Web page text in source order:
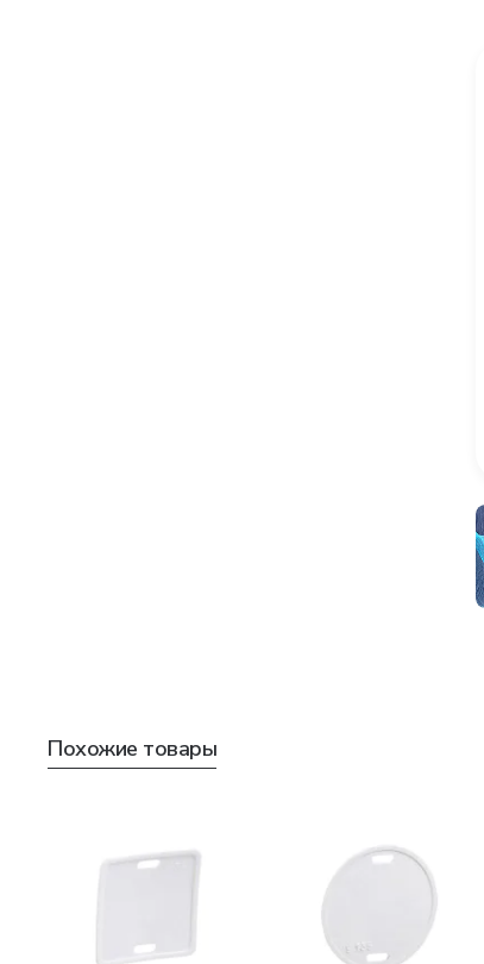
Похожие товары